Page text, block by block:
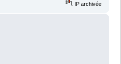
IP archivée